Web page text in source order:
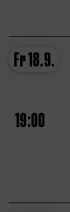
Fr18.9.
19:00